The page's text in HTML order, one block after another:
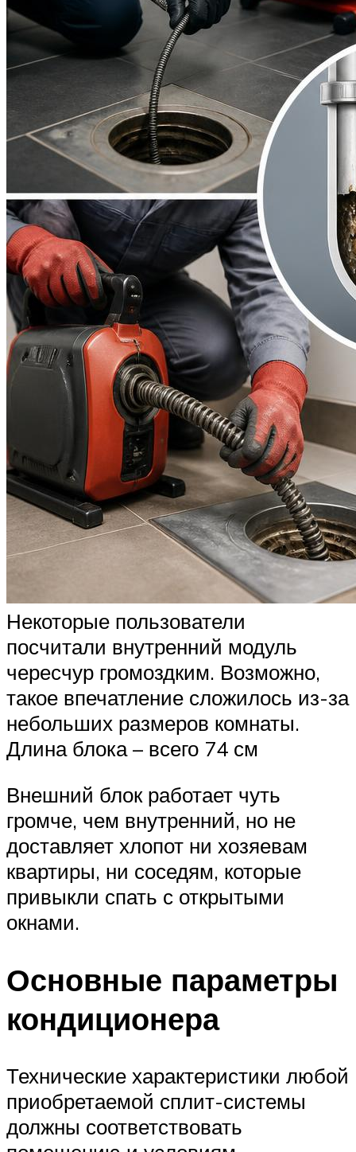
Некоторые пользователи
посчитали внутренний модуль
чересчур громоздким. Возможно,
такое впечатление сложилось из-за
небольших размеров комнаты.
Длина блока – всего 74 см
Внешний блок работает чуть
громче, чем внутренний, но не
доставляет хлопот ни хозяевам
квартиры, ни соседям, которые
привыкли спать с открытыми
окнами.
Основные параметры
кондиционера
Технические характеристики любой
приобретаемой сплит-системы
должны соответствовать